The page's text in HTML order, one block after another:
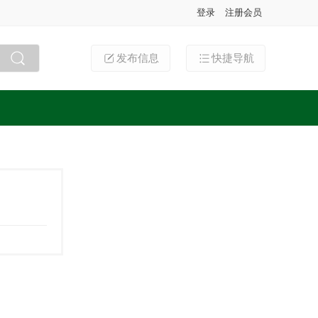
登录 注册会员
快捷导航
发布信息